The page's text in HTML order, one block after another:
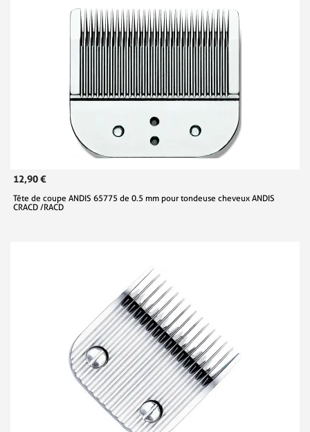
12,90 €
Tête de coupe ANDIS 65775 de 0.5 mm pour tondeuse cheveux ANDIS
CRACD /RACD